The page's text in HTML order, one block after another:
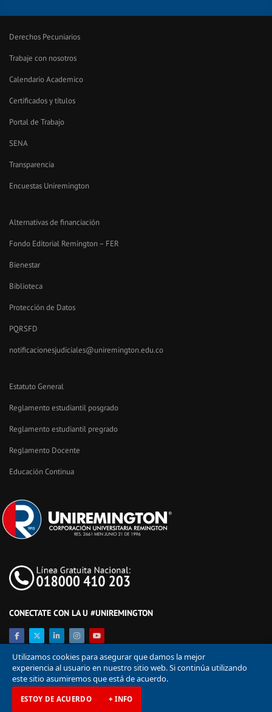
Derechos Pecuniarios
Trabaje con nosotros
Calendario Academico
Certificados y títulos
Portal de Trabajo
SENA
Transparencia
Encuestas Uniremington
Alternativas de financiación
Fondo Editorial Remington – FER
Bienestar
Biblioteca
Protección de Datos
PQRSFD
notificacionesjudiciales@uniremington.edu.co
Estatuto General
Reglamento estudiantil posgrado
Reglamento estudiantil pregrado
Reglamento Docente
Educación Continua
CONECTATE CON LA U #UNIREMINGTON
Utilizamos cookies para asegurar que damos la mejor
experiencia al usuario en nuestro sitio web. Si continúa utilizando
este sitio asumiremos que está de acuerdo.
ESTOY DE ACUERDO + INFO